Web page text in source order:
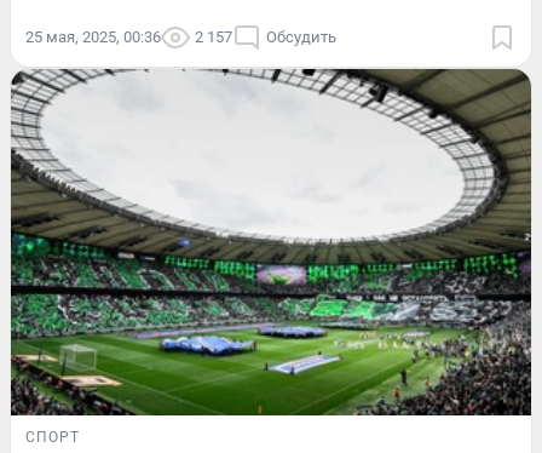
25 мая, 2025, 00:36 2 157 Обсудить
СПОРТ